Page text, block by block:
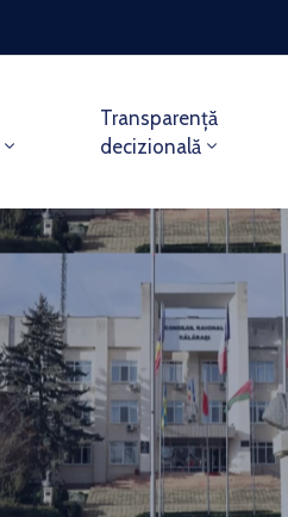
Transparență
decizională